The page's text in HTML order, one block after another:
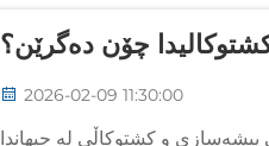
چۆن دەگرێن؟
2026-02-09 11:30:00
پیشەسازی و کشتوکاڵی له‌ جیهاندا